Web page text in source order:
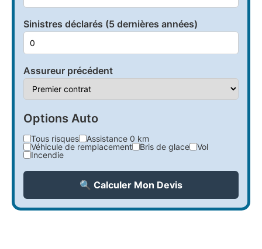
Sinistres déclarés (5 dernières années)
Assureur précédent
Options Auto
Tous risques
Assistance 0 km
Véhicule de remplacement
Bris de glace
Vol
Incendie
🔍 Calculer Mon Devis